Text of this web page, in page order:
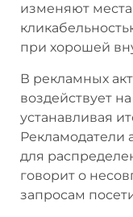
изменяют
при хорошей
В рекламных
воздействует
устанавливая
Рекламодатели
для
говорит о
запросам